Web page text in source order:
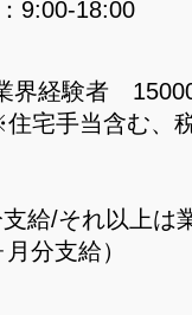
9:00-18:00
界経験者
宅手当含む、
給/それ以上は
分支給）